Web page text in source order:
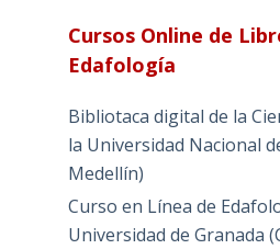
Cursos Online de
Edafología
Bibliotaca digital de la
la Universidad Nacional
Medellín)
Curso en Línea de
Universidad de Granada